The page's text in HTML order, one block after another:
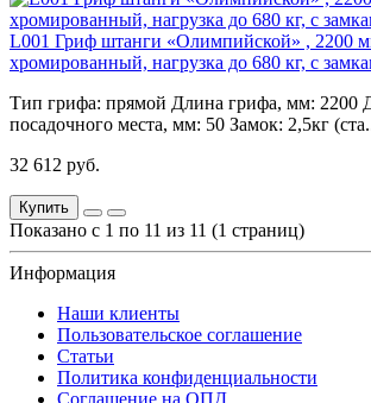
L001 Гриф штанги «Олимпийской» , 2200
хромированный, нагрузка до 680 кг, с
Тип грифа: прямой Длина грифа, мм: 2200
посадочного места, мм: 50 Замок: 2,5кг
32 612 руб.
Купить
Показано с 1 по 11 из 11 (1 страниц)
Информация
Наши клиенты
Пользовательское соглашение
Статьи
Политика конфиденциальности
Соглашение на ОПД